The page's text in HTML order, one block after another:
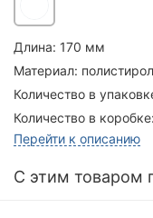
Длина: 170 мм
Материал:
Количество в
Количество в коробке:
Перейти к описанию
C этим товаром